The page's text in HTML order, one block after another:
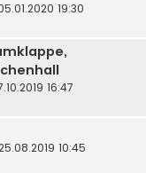
19:30
16:47
10:45